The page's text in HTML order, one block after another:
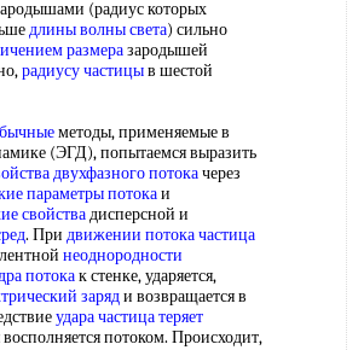
(радиус которых
длины волны света) сильно
размеразародышей
радиусу частицыв шестой
методы, применяемые в
(ЭГД), попытаемся выразить
двухфазного потокачерез
параметры потокаи
свойствадисперсной и
. При движении потока частица
неоднородности
потокак стенке, ударяется,
заряди возвращается в
удара частицатеряет
восполняется потоком. Происходит,